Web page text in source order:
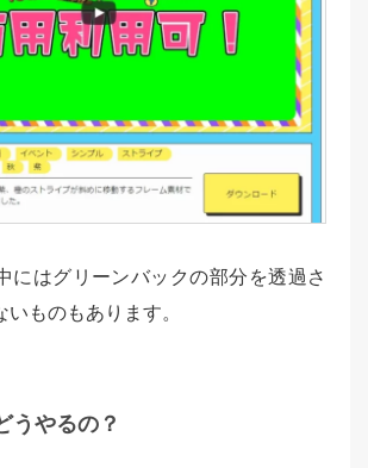
にはグリーンバックの部分を透過さ
ものもあります。
うやるの？